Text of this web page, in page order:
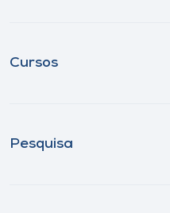
Cursos
Pesquisa